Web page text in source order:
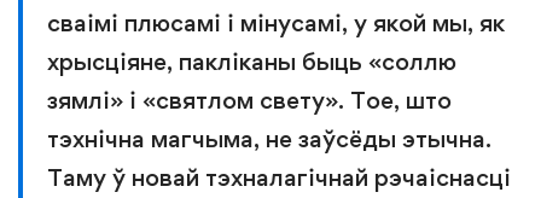
сваімі плюсамі і мінусамі, у якой мы, як
хрысціяне, пакліканы быць «соллю
зямлі» і «святлом свету». Тое, што
тэхнічна магчыма, не заўсёды этычна.
Таму ў новай тэхналагічнай рэчаіснасці